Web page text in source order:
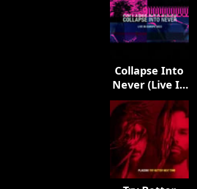
Collapse Into
Never (Live In
Europe 2023)